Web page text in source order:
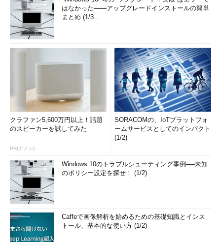
はなかった――アップグレードインストールの簡単
まとめ (1/3...
クラファン5,600万円以上！話題
のスピーカーを試してみた
PR(デノン)
SORACOMの、IoTプラットフォ
ームサービスとしてのインパクト
(1/2)
Windows 10のトラブルシューティング事例──未知
のポリシー設定を探せ！ (1/2)
Caffeで画像解析を始めるための基礎知識とインス
トール、基本的な使い方 (1/2)